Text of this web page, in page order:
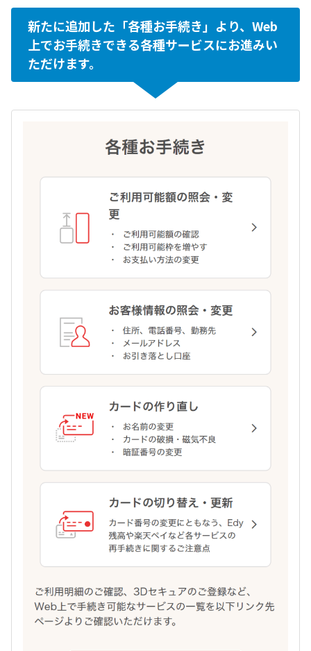
新たに追加した「各種お手続き」より、Web
上でお手続きできる各種サービスにお進みい
ただけます。